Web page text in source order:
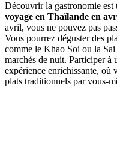
Découvrir la gastronomie est
voyage en Thaïlande en
avril, vous ne pouvez pas
Vous pourrez déguster des
comme le Khao Soi ou la
marchés de nuit. Participer à
expérience enrichissante, où
plats traditionnels par vous-